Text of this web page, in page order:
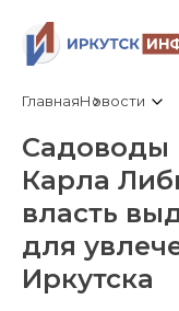
ГлавнаяНовости
Садоводы
Карла
власть
для
Иркутска